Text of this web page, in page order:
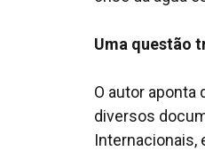
Uma questão
O autor aponta
diversos
Internacionais,